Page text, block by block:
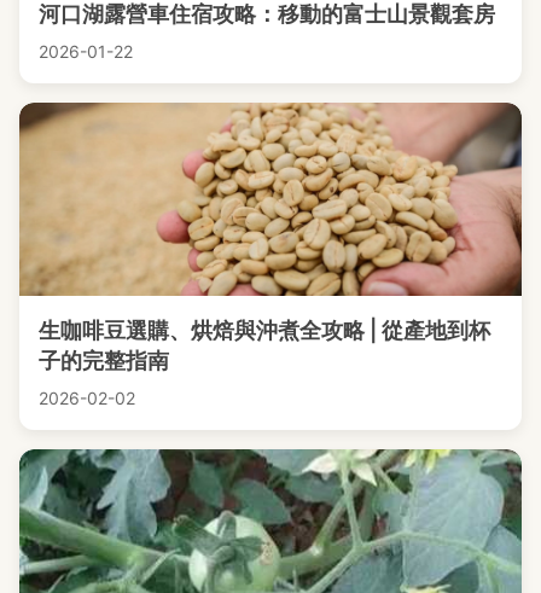
河口湖露營車住宿攻略：移動的富士山景觀套房
2026-01-22
生咖啡豆選購、烘焙與沖煮全攻略 | 從產地到杯
子的完整指南
2026-02-02